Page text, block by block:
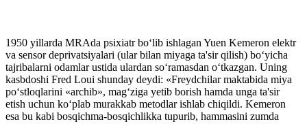
1950 yillarda MRAda psixiatr bo‘lib ishlagan Yuen Kemeron elektr
va sensor deprivatsiyalari (ular bilan miyaga ta'sir qilish) bo‘yicha
tajribalarni odamlar ustida ulardan so‘ramasdan o‘tkazgan. Uning
kasbdoshi Fred Loui shunday deydi: «Freydchilar maktabida miya
po‘stloqlarini «archib», mag‘ziga yetib borish hamda unga ta'sir
etish uchun ko‘plab murakkab metodlar ishlab chiqildi. Kemeron
esa bu kabi bos­qichma-bosqichlikka tupurib, hammasini zumda